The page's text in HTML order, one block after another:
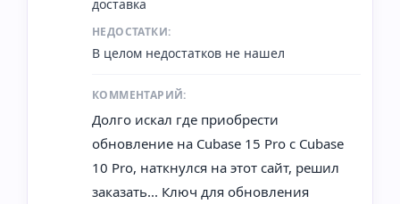
доставка
НЕДОСТАТКИ:
В целом недостатков не нашел
КОММЕНТАРИЙ:
Долго искал где приобрести
обновление на Cubase 15 Pro с Cubase
10 Pro, наткнулся на этот сайт, решил
заказать... Ключ для обновления